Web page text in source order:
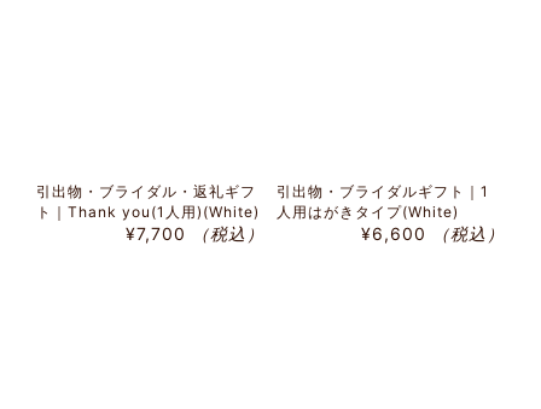
引出物・ブライダル・返礼ギフ
ト｜Thank you(1人用)(White)
¥7,700 （税込）
引出物・ブライダルギフト｜1
人用はがきタイプ(White)
¥6,600 （税込）